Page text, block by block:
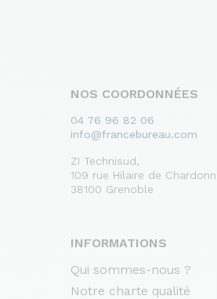
NOS COORDONNÉES
04 76 96 82 06
info@francebureau.com
ZI Technisud,
109 rue Hilaire de
38100 Grenoble
INFORMATIONS
Qui sommes-nous ?
Notre charte qualité